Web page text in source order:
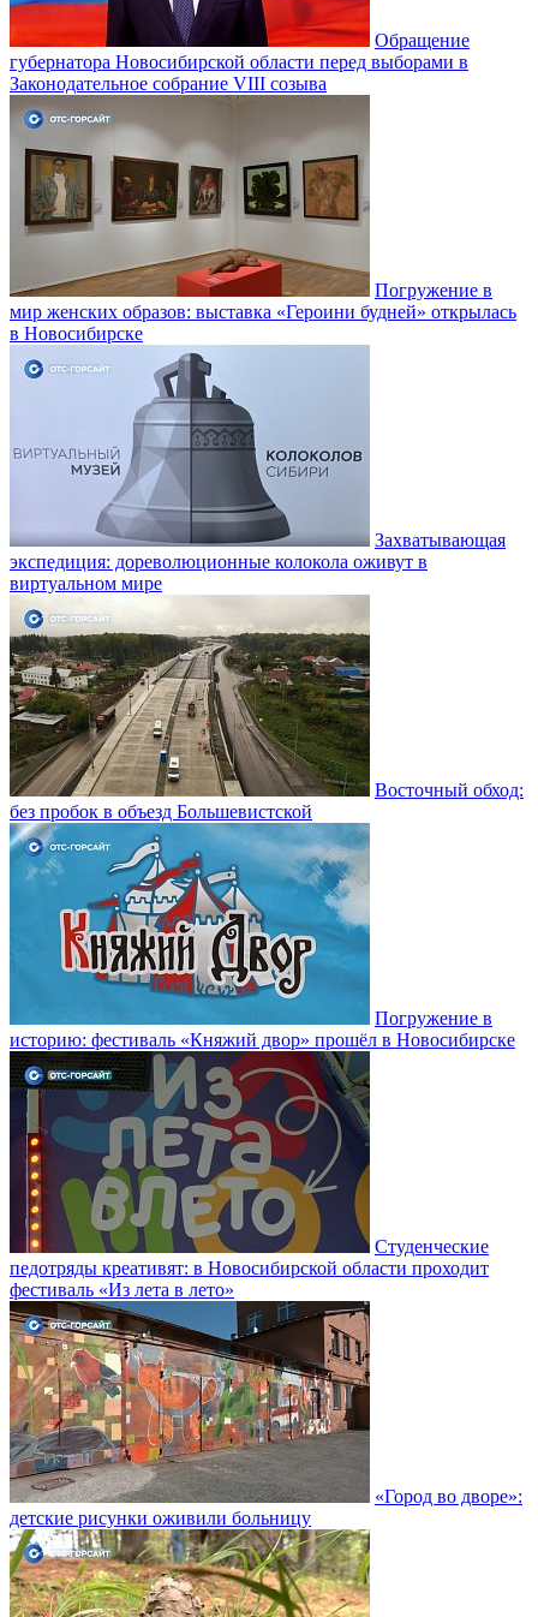
Обращение
губернатора Новосибирской области перед выборами в
Законодательное собрание VIII созыва
Погружение в
мир женских образов: выставка «Героини будней» открылась
в Новосибирске
Захватывающая
экспедиция: дореволюционные колокола оживут в
виртуальном мире
Восточный обход:
без пробок в объезд Большевистской
Погружение в
историю: фестиваль «Княжий двор» прошёл в Новосибирске
Студенческие
педотряды креативят: в Новосибирской области проходит
фестиваль «Из лета в лето»
«Город во дворе»:
детские рисунки оживили больницу